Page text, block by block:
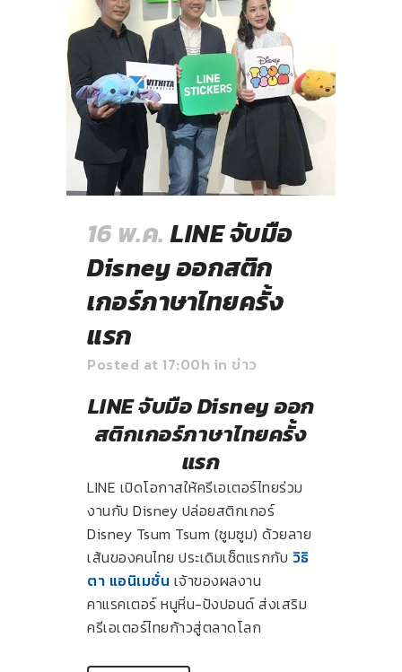
16 พ.ค. LINE จับมือ
Disney ออกสติก
เกอร์ภาษาไทยครั้ง
แรก
Posted at 17:00h in ข่าว
LINE จับมือ Disney ออก
สติกเกอร์ภาษาไทยครั้ง
แรก
LINE เปิดโอกาสให้ครีเอเตอร์ไทยร่วม
งานกับ Disney ปล่อยสติกเกอร์
Disney Tsum Tsum (ซูมซูม) ด้วยลาย
เส้นของคนไทย ประเดิมเซ็ตแรกกับ วิธิ
ตา แอนิเมชั่น เจ้าของผลงาน
คาแรคเตอร์ หนูหิ่น-ปังปอนด์ ส่งเสริม
ครีเอเตอร์ไทยก้าวสู่ตลาดโลก